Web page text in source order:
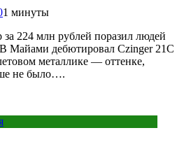
1 минуты
224 млн рублей поразил людей
Майами дебютировал Czinger 21C
металлике — оттенке,
не было….